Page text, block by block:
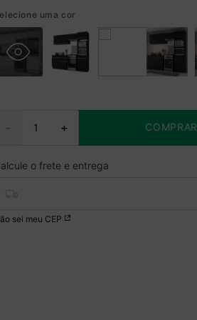
uma cor
＋
－ COMPRAR
sei meu CEP